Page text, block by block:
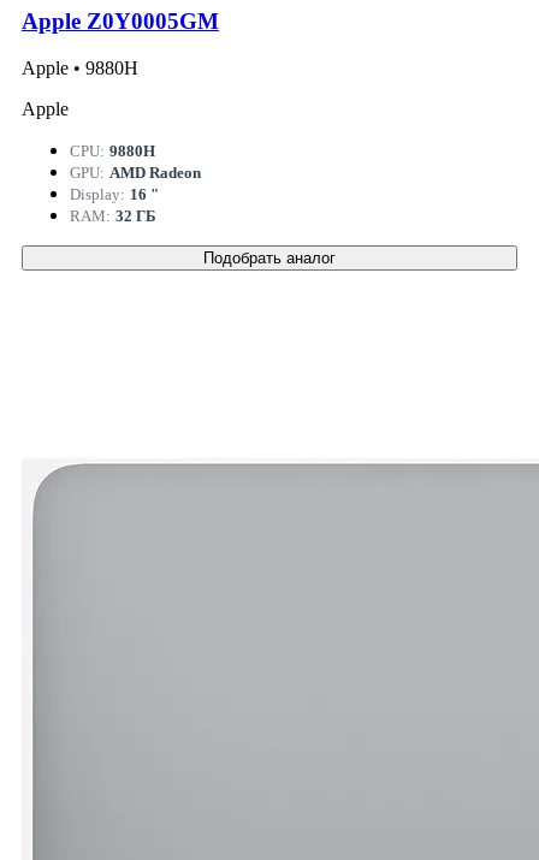
Apple Z0Y0005GM
Apple • 9880H
Apple
CPU: 9880H
GPU: AMD Radeon
Display: 16 "
RAM: 32 ГБ
Подобрать аналог